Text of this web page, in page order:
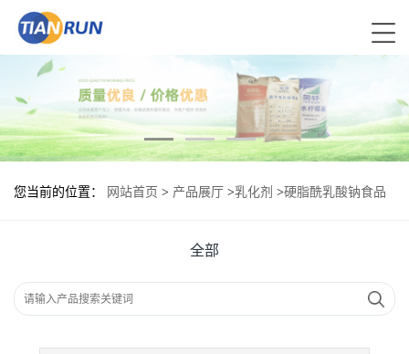
您当前的位置： 网站首页 > 产品展厅 >乳化剂 >硬脂酰乳酸钠食品
全部